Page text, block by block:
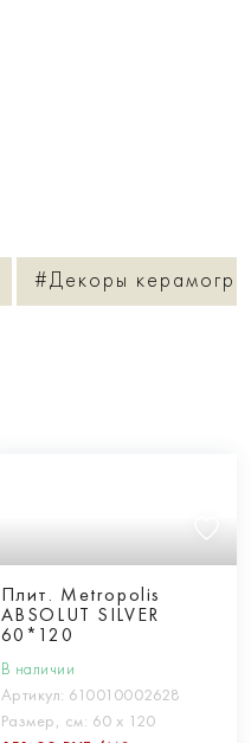
#Декоры
Плит. Metropolis
ABSOLUT SILVER
60*120
В наличии
Артикул: 610010002628
Размер, см: 60 х 120